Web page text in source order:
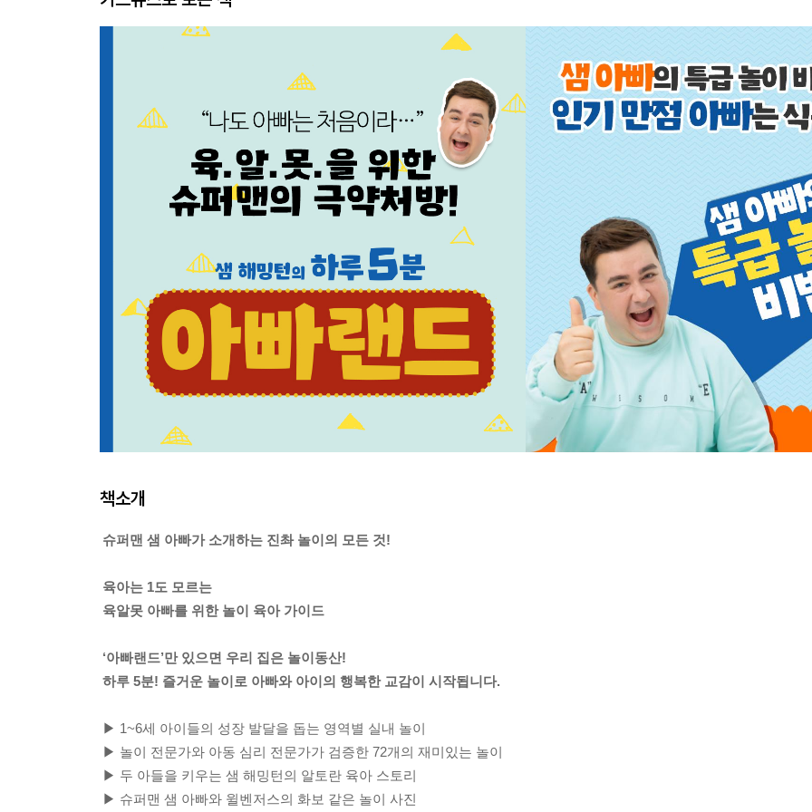
책소개
슈퍼맨 샘 아빠가 소개하는 진촤 놀이의 모든 것!
육아는 1도 모르는
육알못 아빠를 위한 놀이 육아 가이드
‘아빠랜드’만 있으면 우리 집은 놀이동산!
하루 5분! 즐거운 놀이로 아빠와 아이의 행복한 교감이 시작됩니다.
▶ 1~6세 아이들의 성장 발달을 돕는 영역별 실내 놀이
▶ 놀이 전문가와 아동 심리 전문가가 검증한 72개의 재미있는 놀이
▶ 두 아들을 키우는 샘 해밍턴의 알토란 육아 스토리
▶ 슈퍼맨 샘 아빠와 윌벤저스의 화보 같은 놀이 사진